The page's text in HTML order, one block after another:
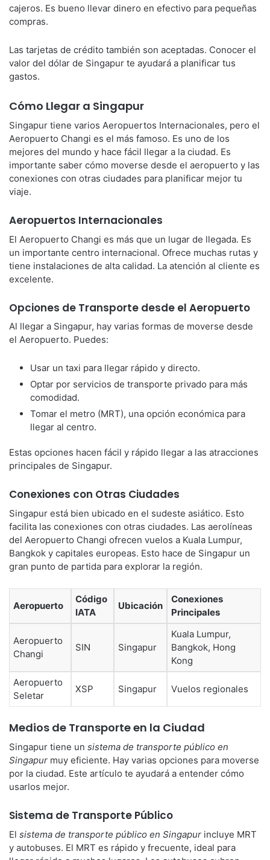
cajeros. Es bueno llevar dinero en efectivo para pequeñas
compras.
Las tarjetas de crédito también son aceptadas. Conocer el
valor del dólar de Singapur te ayudará a planificar tus
gastos.
Cómo Llegar a Singapur
Singapur tiene varios Aeropuertos Internacionales, pero el
Aeropuerto Changi es el más famoso. Es uno de los
mejores del mundo y hace fácil llegar a la ciudad. Es
importante saber cómo moverse desde el aeropuerto y las
conexiones con otras ciudades para planificar mejor tu
viaje.
Aeropuertos Internacionales
El Aeropuerto Changi es más que un lugar de llegada. Es
un importante centro internacional. Ofrece muchas rutas y
tiene instalaciones de alta calidad. La atención al cliente es
excelente.
Opciones de Transporte desde el Aeropuerto
Al llegar a Singapur, hay varias formas de moverse desde
el Aeropuerto. Puedes:
Usar un taxi para llegar rápido y directo.
Optar por servicios de transporte privado para más
comodidad.
Tomar el metro (MRT), una opción económica para
llegar al centro.
Estas opciones hacen fácil y rápido llegar a las atracciones
principales de Singapur.
Conexiones con Otras Ciudades
Singapur está bien ubicado en el sudeste asiático. Esto
facilita las conexiones con otras ciudades. Las aerolíneas
del Aeropuerto Changi ofrecen vuelos a Kuala Lumpur,
Bangkok y capitales europeas. Esto hace de Singapur un
gran punto de partida para explorar la región.
Aeropuerto
Código
IATA
Ubicación
Conexiones
Principales
Aeropuerto
Changi
SIN Singapur
Kuala Lumpur,
Bangkok, Hong
Kong
Aeropuerto
Seletar
XSP Singapur Vuelos regionales
Medios de Transporte en la Ciudad
Singapur tiene un sistema de transporte público en
Singapur muy eficiente. Hay varias opciones para moverse
por la ciudad. Este artículo te ayudará a entender cómo
usarlos mejor.
Sistema de Transporte Público
El sistema de transporte público en Singapur incluye MRT
y autobuses. El MRT es rápido y frecuente, ideal para